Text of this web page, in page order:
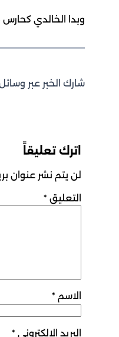
وبدا الخالدي كحارس
شارك الخبر عبر
اترك تعليقاً
لن يتم نشر عنوان
التعليق *
الاسم *
البريد الإلكتروني *